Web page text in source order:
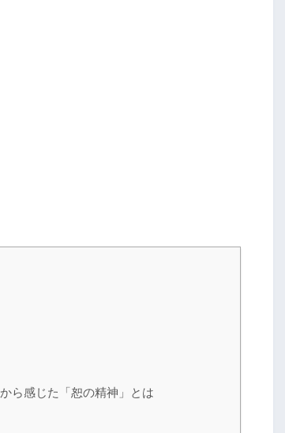
ら感じた「恕の精神」とは